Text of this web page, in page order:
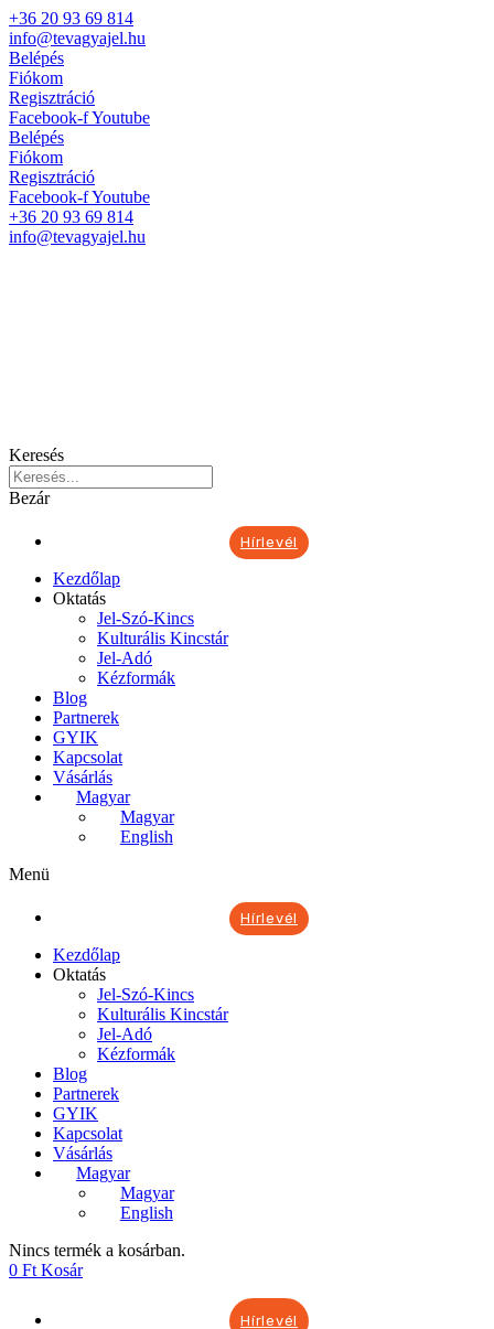
+36 20 93 69 814
info@tevagyajel.hu
Belépés
Fiókom
Regisztráció
Facebook-fYoutube
Belépés
Fiókom
Regisztráció
Facebook-fYoutube
+36 20 93 69 814
info@tevagyajel.hu
Keresés
Bezár
Hírlevél
Kezdőlap
Oktatás
Jel-Szó-Kincs
Kulturális Kincstár
Jel-Adó
Kézformák
Blog
Partnerek
GYIK
Kapcsolat
Vásárlás
Magyar
Magyar
English
Menü
Hírlevél
Kezdőlap
Oktatás
Jel-Szó-Kincs
Kulturális Kincstár
Jel-Adó
Kézformák
Blog
Partnerek
GYIK
Kapcsolat
Vásárlás
Magyar
Magyar
English
Nincs termék a kosárban.
0 Ft Kosár
Hírlevél